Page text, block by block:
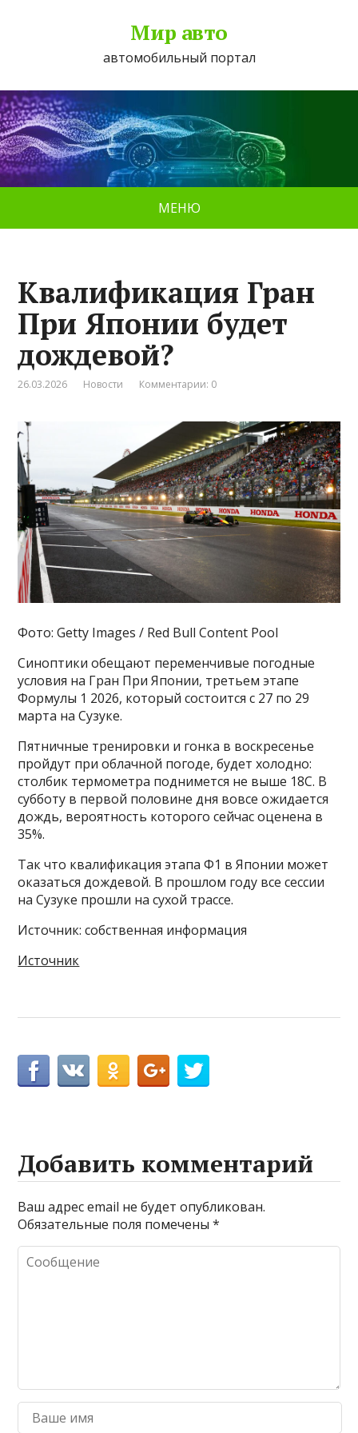
Мир авто
автомобильный портал
МЕНЮ
Квалификация Гран
При Японии будет
дождевой?
26.03.2026 Новости Комментарии: 0
Фото: Getty Images / Red Bull Content Pool
Синоптики обещают переменчивые погодные
условия на Гран При Японии, третьем этапе
Формулы 1 2026, который состоится с 27 по 29
марта на Сузуке.
Пятничные тренировки и гонка в воскресенье
пройдут при облачной погоде, будет холодно:
столбик термометра поднимется не выше 18С. В
субботу в первой половине дня вовсе ожидается
дождь, вероятность которого сейчас оценена в
35%.
Так что квалификация этапа Ф1 в Японии может
оказаться дождевой. В прошлом году все сессии
на Сузуке прошли на сухой трассе.
Источник: собственная информация
Источник
Добавить комментарий
Ваш адрес email не будет опубликован.
Обязательные поля помечены*